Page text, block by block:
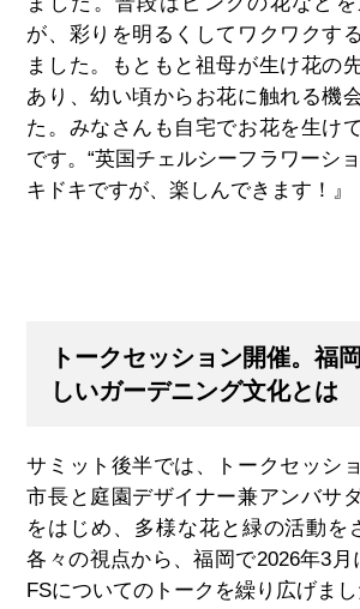
が、彩りを明るくしてワクワクす
ました。もともと祖母が生け花の
あり、幼い頃からお花に触れる機
た。みなさんも自宅でお花を生け
です。“英国チェルシーフラワーシ
キドキですが、楽しんできます！』
トークセッション開催。福
しいガーデニング文化とは
サミット後半では、トークセッシ
市長と庭園デザイナー兼アンバサ
をはじめ、多様な花と緑の活動を
各々の視点から、福岡で2026年3 月
FSについてのトークを繰り広げまし